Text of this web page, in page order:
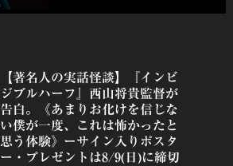
【著名人の実話怪談】『インビ
ジブルハーフ』⻄⼭将貴監督が
告白。《あまりお化けを信じな
い僕が一度、これは怖かったと
思う体験》ーサイン入りポスタ
ー・プレゼントは8/9(日)に締切